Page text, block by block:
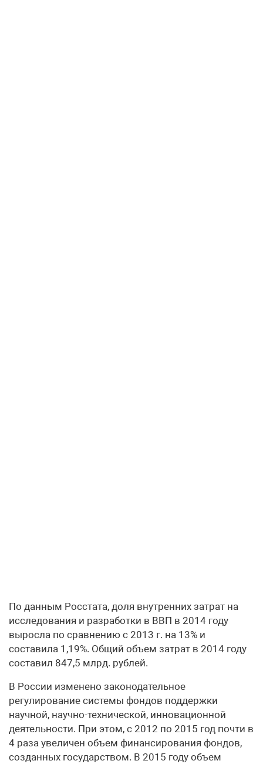
По данным Росстата, доля внутренних затрат на
исследования и разработки в ВВП в 2014 году
выросла по сравнению с 2013 г. на 13% и
составила 1,19%. Общий объем затрат в 2014 году
составил 847,5 млрд. рублей.
В России изменено законодательное
регулирование системы фондов поддержки
научной, научно-технической, инновационной
деятельности. При этом, с 2012 по 2015 год почти в
4 раза увеличен объем финансирования фондов,
созданных государством. В 2015 году объем